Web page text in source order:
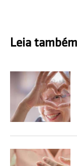
Leia também